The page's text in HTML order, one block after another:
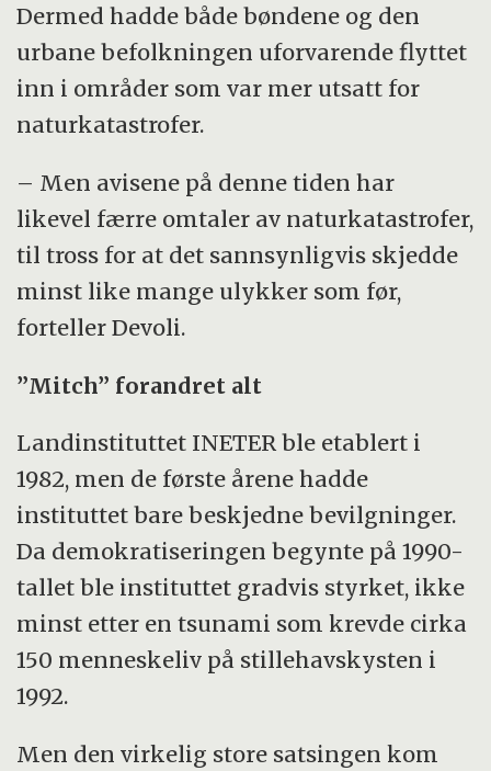
Dermed hadde både bøndene og den
urbane befolkningen uforvarende flyttet
inn i områder som var mer utsatt for
naturkatastrofer.
– Men avisene på denne tiden har
likevel færre omtaler av naturkatastrofer,
til tross for at det sannsynligvis skjedde
minst like mange ulykker som før,
forteller Devoli.
”Mitch” forandret alt
Landinstituttet INETER ble etablert i
1982, men de første årene hadde
instituttet bare beskjedne bevilgninger.
Da demokratiseringen begynte på 1990-
tallet ble instituttet gradvis styrket, ikke
minst etter en tsunami som krevde cirka
150 menneskeliv på stillehavskysten i
1992.
Men den virkelig store satsingen kom